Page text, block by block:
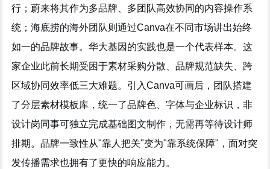
行；蔚来将其作为多品牌、多团队高效协同的内容操作系
统；海底捞的海外团队则通过Canva在不同市场讲出始终
如一的品牌故事。华大基因的实践也是一个代表样本。这
家企业此前长期受困于素材采购分散、品牌规范缺失、跨
区域协同效率低三大难题。引入Canva可画后，团队搭建
了分层素材模板库，统一了品牌色、字体与企业标识，非
设计岗同事可独立完成基础图文制作，无需再等待设计师
排期。品牌一致性从"靠人把关"变为"靠系统保障"，面对突
发传播需求也拥有了更快的响应能力。